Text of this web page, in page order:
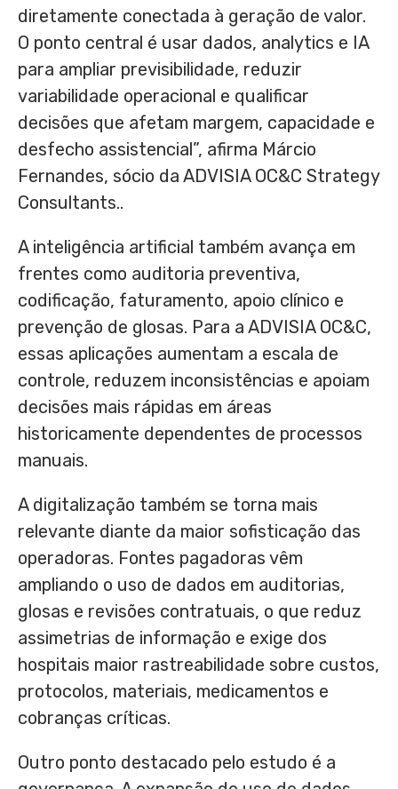
diretamente conectada à geração de valor.
O ponto central é usar dados, analytics e IA
para ampliar previsibilidade, reduzir
variabilidade operacional e qualificar
decisões que afetam margem, capacidade e
desfecho assistencial”, afirma Márcio
Fernandes, sócio da ADVISIA OC&C Strategy
Consultants..
A inteligência artificial também avança em
frentes como auditoria preventiva,
codificação, faturamento, apoio clínico e
prevenção de glosas. Para a ADVISIA OC&C,
essas aplicações aumentam a escala de
controle, reduzem inconsistências e apoiam
decisões mais rápidas em áreas
historicamente dependentes de processos
manuais.
A digitalização também se torna mais
relevante diante da maior sofisticação das
operadoras. Fontes pagadoras vêm
ampliando o uso de dados em auditorias,
glosas e revisões contratuais, o que reduz
assimetrias de informação e exige dos
hospitais maior rastreabilidade sobre custos,
protocolos, materiais, medicamentos e
cobranças críticas.
Outro ponto destacado pelo estudo é a